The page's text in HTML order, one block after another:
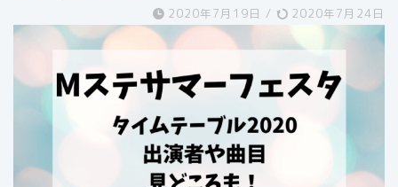
2020年7月19日 / 2020年7月24日